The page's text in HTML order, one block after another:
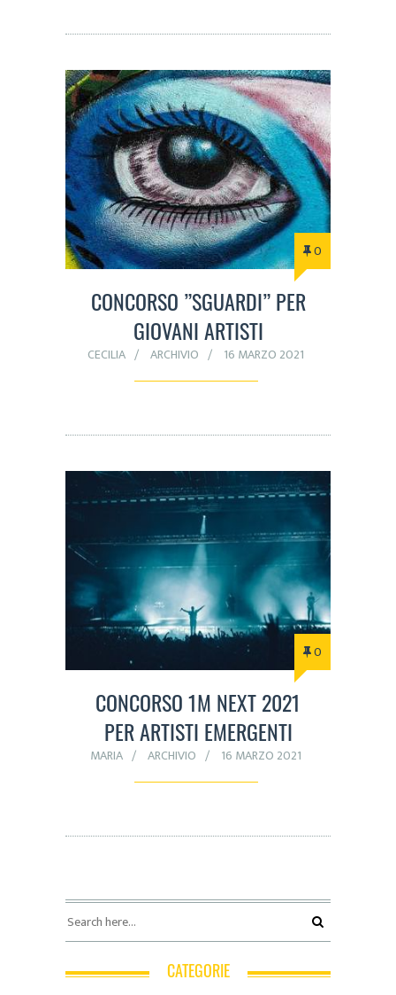
0
CONCORSO ”SGUARDI” PER
GIOVANI ARTISTI
CECILIA ARCHIVIO 16 MARZO 2021
0
CONCORSO 1M NEXT 2021
PER ARTISTI EMERGENTI
MARIA ARCHIVIO 16 MARZO 2021
CATEGORIE